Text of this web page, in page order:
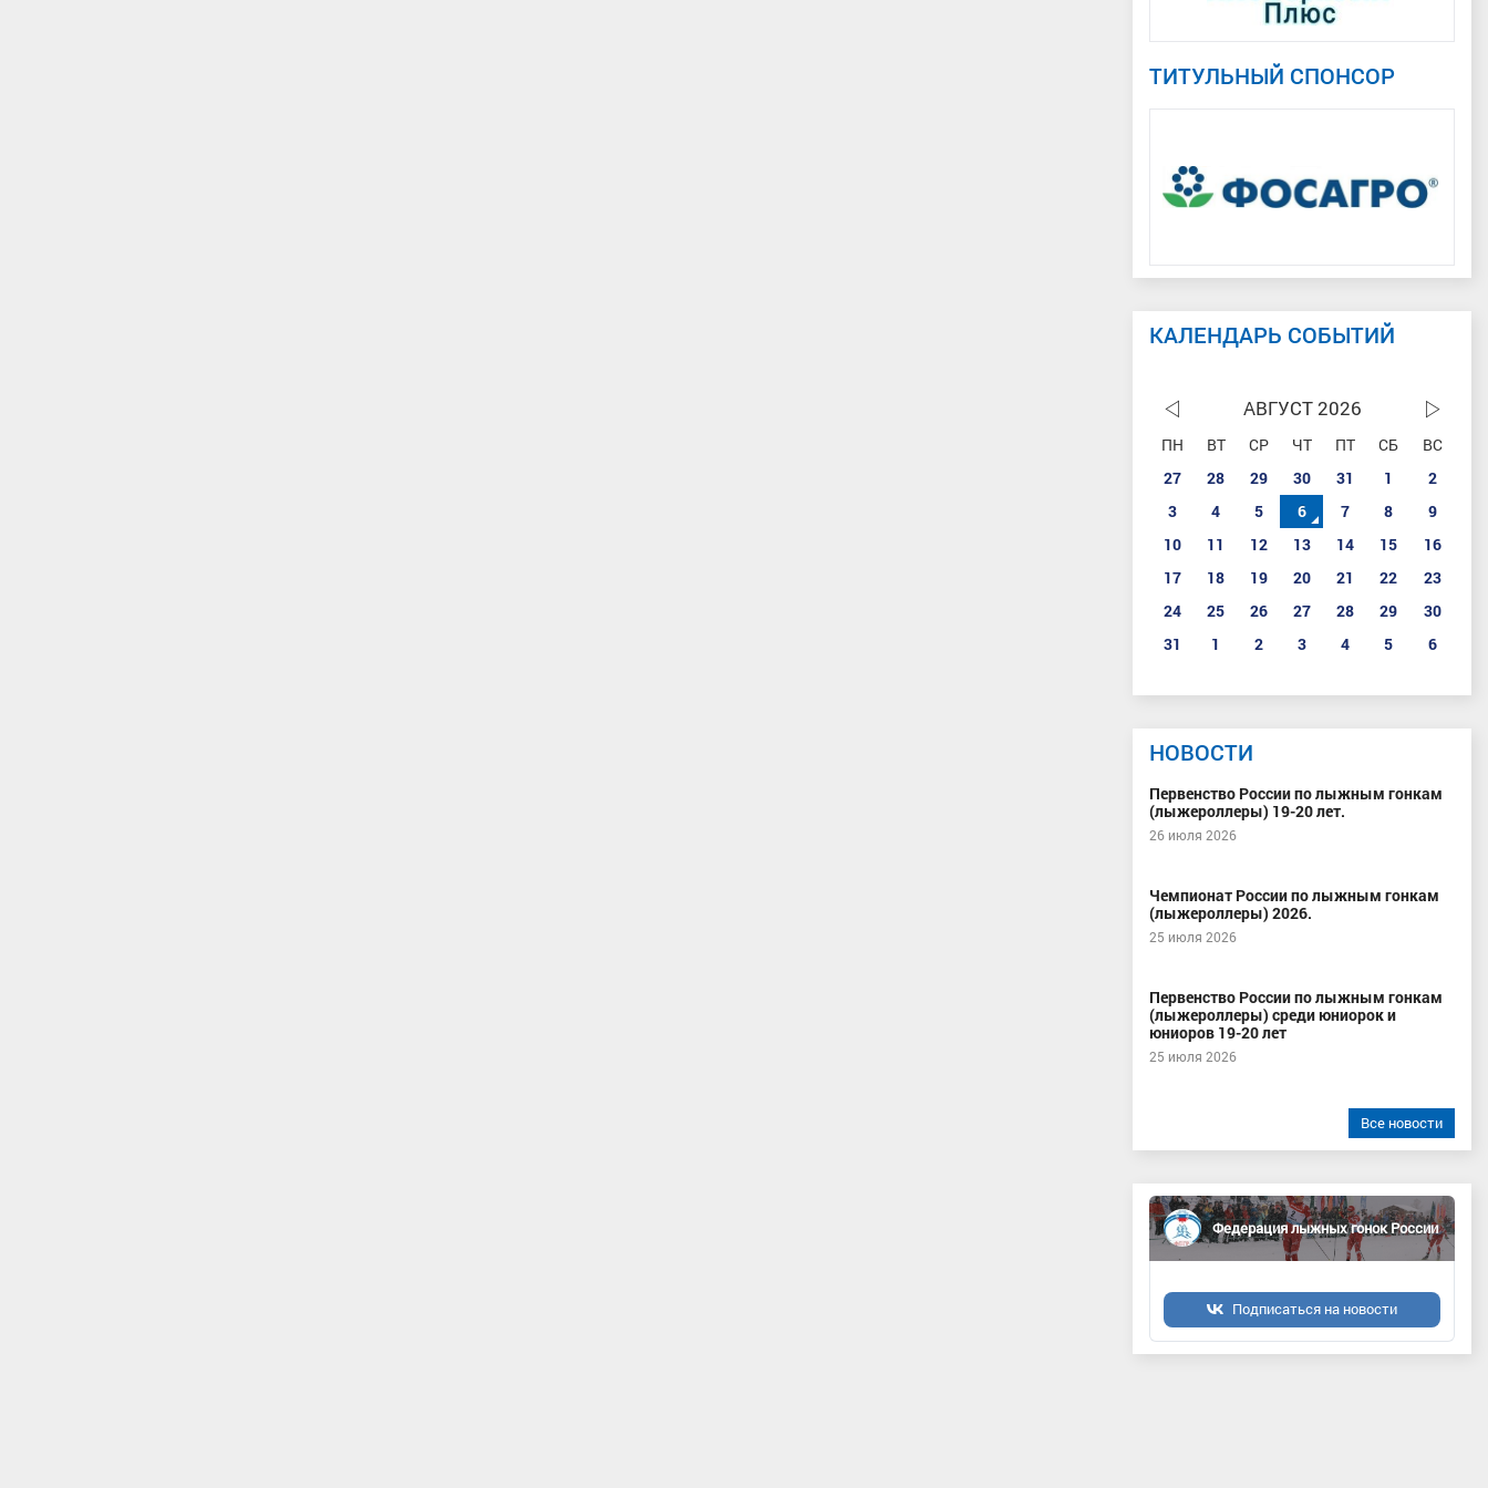
ТИТУЛЬНЫЙ СПОНСОР
КАЛЕНДАРЬ СОБЫТИЙ
АВГУСТ 2026
ПН ВТ СР ЧТ ПТ СБ
ВС
27
28 29 30 31 1
2
3
4 5 6 7 8
9
10
11 12 13 14 15
16
17
18 19 20 21 22
23
24
25 26 27 28 29
30
31
1 2 3 4 5 6
НОВОСТИ
Первенство России по лыжным гонкам
(лыжероллеры) 19-20 лет.
26 июля 2026
Чемпионат России по лыжным гонкам
(лыжероллеры) 2026.
25 июля 2026
Первенство России по лыжным гонкам
(лыжероллеры) среди юниорок и
юниоров 19-20 лет
25 июля 2026
Все новости
Федерация лыжных гонок России
Подписаться на новости